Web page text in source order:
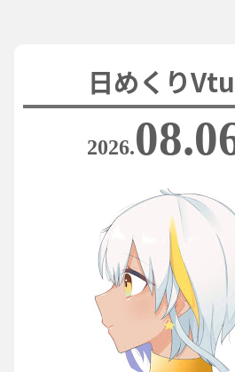
日めくり
2026.